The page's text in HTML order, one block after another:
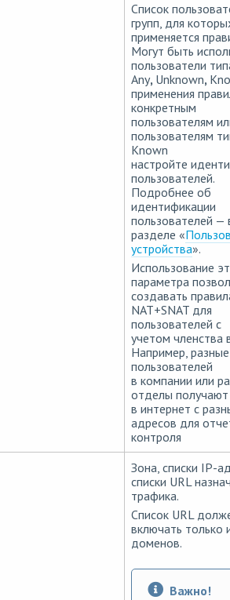
Список
групп, для
применяется
Могут быть
пользователи
Any, Unknown,
применения
конкретным
пользователям
пользователям
Known
настройте
пользователей.
Подробнее об
идентификации
пользователей —
разделе «
устройства».
Использование
параметра
создавать
NAT+SNAT для
пользователей с
учетом членства
Например,
пользователей
в компании или
отделы
в интернет с
адресов для
контроля
Зона, списки IP-
списки URL
трафика.
Список URL
включать только
доменов.
Важно!